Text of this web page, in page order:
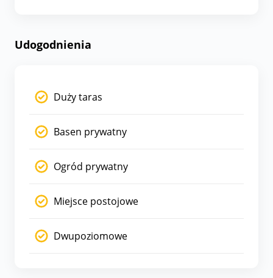
Udogodnienia
Duży taras
Basen prywatny
Ogród prywatny
Miejsce postojowe
Dwupoziomowe